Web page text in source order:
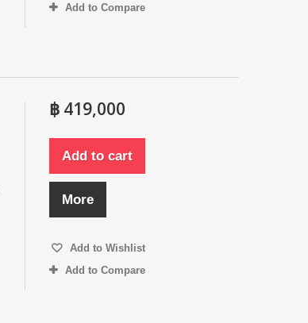
Add to Compare
฿ 419,000
Add to cart
More
Add to Wishlist
Add to Compare